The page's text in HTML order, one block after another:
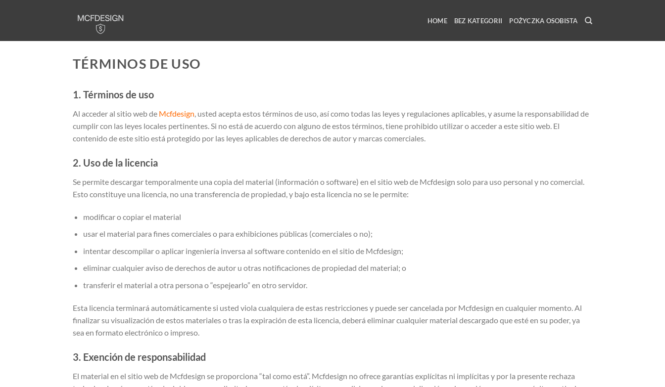
HOME BEZ KATEGORII POŻYCZKA OSOBISTA
TÉRMINOS DE USO
1. Términos de uso
Al acceder al sitio web de Mcfdesign, usted acepta estos términos de uso, así como todas las leyes y regulaciones aplicables, y asume la responsabilidad de
cumplir con las leyes locales pertinentes. Si no está de acuerdo con alguno de estos términos, tiene prohibido utilizar o acceder a este sitio web. El
contenido de este sitio está protegido por las leyes aplicables de derechos de autor y marcas comerciales.
2. Uso de la licencia
Se permite descargar temporalmente una copia del material (información o software) en el sitio web de Mcfdesign solo para uso personal y no comercial.
Esto constituye una licencia, no una transferencia de propiedad, y bajo esta licencia no se le permite:
modificar o copiar el material
usar el material para fines comerciales o para exhibiciones públicas (comerciales o no);
intentar descompilar o aplicar ingeniería inversa al software contenido en el sitio de Mcfdesign;
eliminar cualquier aviso de derechos de autor u otras notificaciones de propiedad del material; o
transferir el material a otra persona o “espejearlo” en otro servidor.
Esta licencia terminará automáticamente si usted viola cualquiera de estas restricciones y puede ser cancelada por Mcfdesign en cualquier momento. Al
finalizar su visualización de estos materiales o tras la expiración de esta licencia, deberá eliminar cualquier material descargado que esté en su poder, ya
sea en formato electrónico o impreso.
3. Exención de responsabilidad
El material en el sitio web de Mcfdesign se proporciona “tal como está”. Mcfdesign no ofrece garantías explícitas ni implícitas y por la presente rechaza